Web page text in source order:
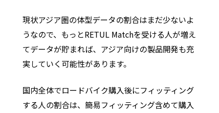
現状アジア圏の体型データの割合はまだ少ないよ
うなので、もっとRETUL Matchを受ける人が増え
てデータが貯まれば、アジア向けの製品開発も充
実していく可能性があります。
国内全体でロードバイク購入後にフィッティング
する人の割合は、簡易フィッティング含めて購入